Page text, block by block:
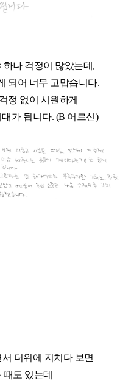
나 걱정이 많았는데,
되어 너무 고맙습니다.
정 없이 시원하게
가 됩니다. (B 어르신)
더위에 지치다 보면
도 있는데